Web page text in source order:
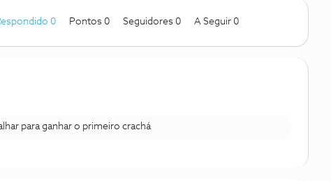
0 Pontos 0 Seguidores 0 A Seguir 0
para ganhar o primeiro crachá